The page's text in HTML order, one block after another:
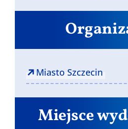
Miejsce
Miasto Szczecin